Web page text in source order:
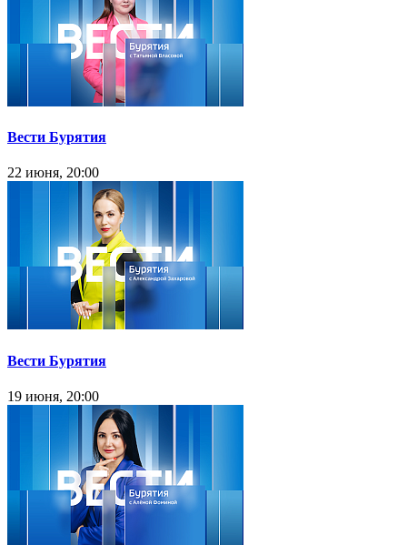
Вести Бурятия
22 июня, 20:00
Вести Бурятия
19 июня, 20:00